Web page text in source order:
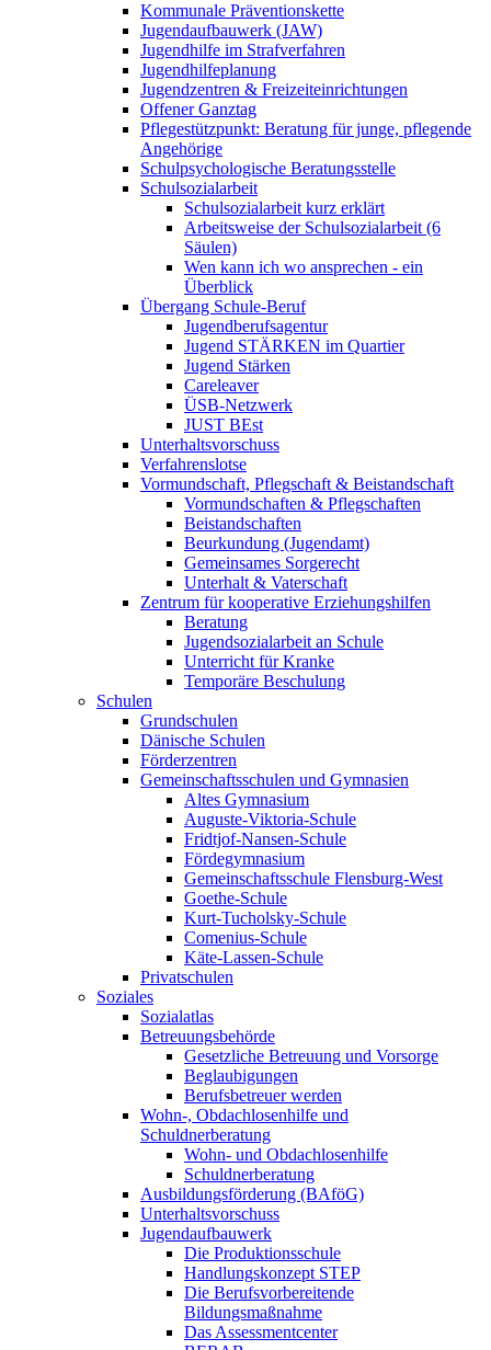
Kommunale Präventionskette
Jugendaufbauwerk (JAW)
Jugendhilfe im Strafverfahren
Jugendhilfeplanung
Jugendzentren & Freizeiteinrichtungen
Offener Ganztag
Pflegestützpunkt: Beratung für junge, pflegende
Angehörige
Schulpsychologische Beratungsstelle
Schulsozialarbeit
Schulsozialarbeit kurz erklärt
Arbeitsweise der Schulsozialarbeit (6
Säulen)
Wen kann ich wo ansprechen - ein
Überblick
Übergang Schule-Beruf
Jugendberufsagentur
Jugend STÄRKEN im Quartier
Jugend Stärken
Careleaver
ÜSB-Netzwerk
JUST BEst
Unterhaltsvorschuss
Verfahrenslotse
Vormundschaft, Pflegschaft & Beistandschaft
Vormundschaften & Pflegschaften
Beistandschaften
Beurkundung (Jugendamt)
Gemeinsames Sorgerecht
Unterhalt & Vaterschaft
Zentrum für kooperative Erziehungshilfen
Beratung
Jugendsozialarbeit an Schule
Unterricht für Kranke
Temporäre Beschulung
Schulen
Grundschulen
Dänische Schulen
Förderzentren
Gemeinschaftsschulen und Gymnasien
Altes Gymnasium
Auguste-Viktoria-Schule
Fridtjof-Nansen-Schule
Fördegymnasium
Gemeinschaftsschule Flensburg-West
Goethe-Schule
Kurt-Tucholsky-Schule
Comenius-Schule
Käte-Lassen-Schule
Privatschulen
Soziales
Sozialatlas
Betreuungsbehörde
Gesetzliche Betreuung und Vorsorge
Beglaubigungen
Berufsbetreuer werden
Wohn-, Obdachlosenhilfe und
Schuldnerberatung
Wohn- und Obdachlosenhilfe
Schuldnerberatung
Ausbildungsförderung (BAföG)
Unterhaltsvorschuss
Jugendaufbauwerk
Die Produktionsschule
Handlungskonzept STEP
Die Berufsvorbereitende
Bildungsmaßnahme
Das Assessmentcenter